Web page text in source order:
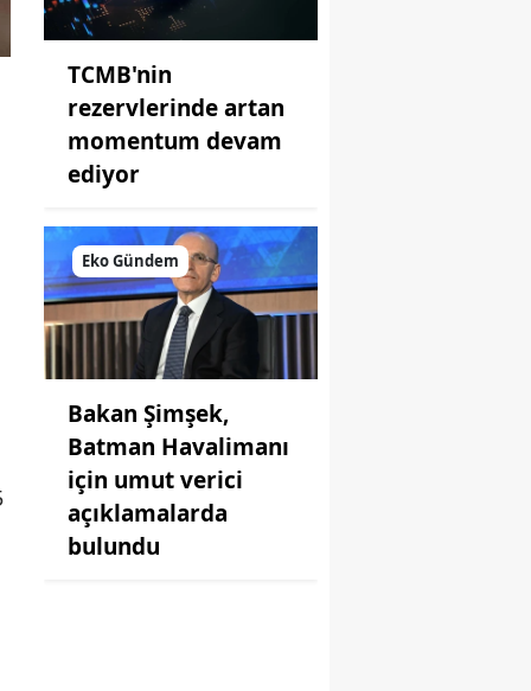
TCMB'nin
rezervlerinde artan
momentum devam
ediyor
Eko Gündem
Bakan Şimşek,
Batman Havalimanı
için umut verici
açıklamalarda
bulundu